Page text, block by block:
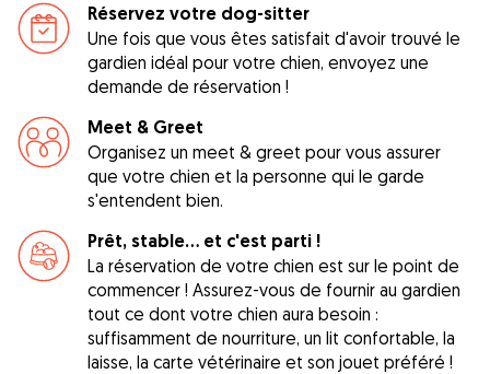
Réservez votre dog-sitter
Une fois que vous êtes satisfait d'avoir trouvé le
gardien idéal pour votre chien, envoyez une
demande de réservation !
Meet & Greet
Organisez un meet & greet pour vous assurer
que votre chien et la personne qui le garde
s'entendent bien.
Prêt, stable... et c'est parti !
La réservation de votre chien est sur le point de
commencer ! Assurez-vous de fournir au gardien
tout ce dont votre chien aura besoin :
suffisamment de nourriture, un lit confortable, la
laisse, la carte vétérinaire et son jouet préféré !